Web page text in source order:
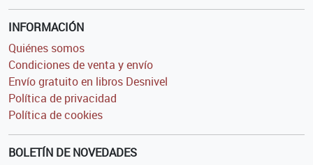
INFORMACIÓN
Quiénes somos
Condiciones de venta y envío
Envío gratuito en libros Desnivel
Política de privacidad
Política de cookies
BOLETÍN DE NOVEDADES